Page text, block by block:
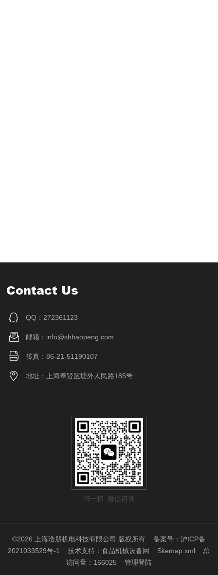
Contact Us
QQ：272361123
邮箱：info@shhaopeng.com
传真：86-21-51190107
地址：上海奉贤区塘外人民路185号
扫一扫 微信咨询
©2026 上海浩朋机电科技有限公司 版权所有备案号：沪ICP备
2021033529号-1
技术支持：食品机械设备网 Sitemap.xml 总
访问量：166025 管理登陆